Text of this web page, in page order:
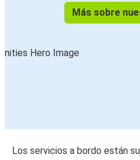
Más sobre
Los servicios a bordo están